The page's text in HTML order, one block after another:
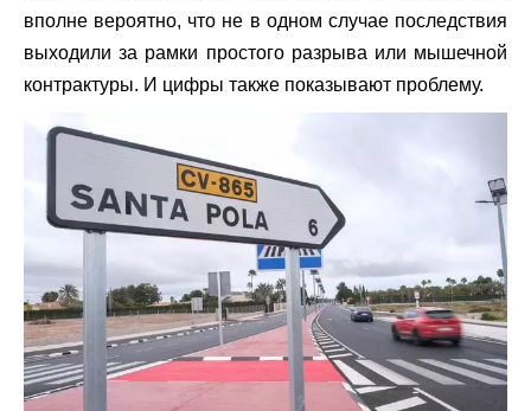
вполне вероятно, что не в одном случае последствия
выходили за рамки простого разрыва или мышечной
контрактуры. И цифры также показывают проблему.